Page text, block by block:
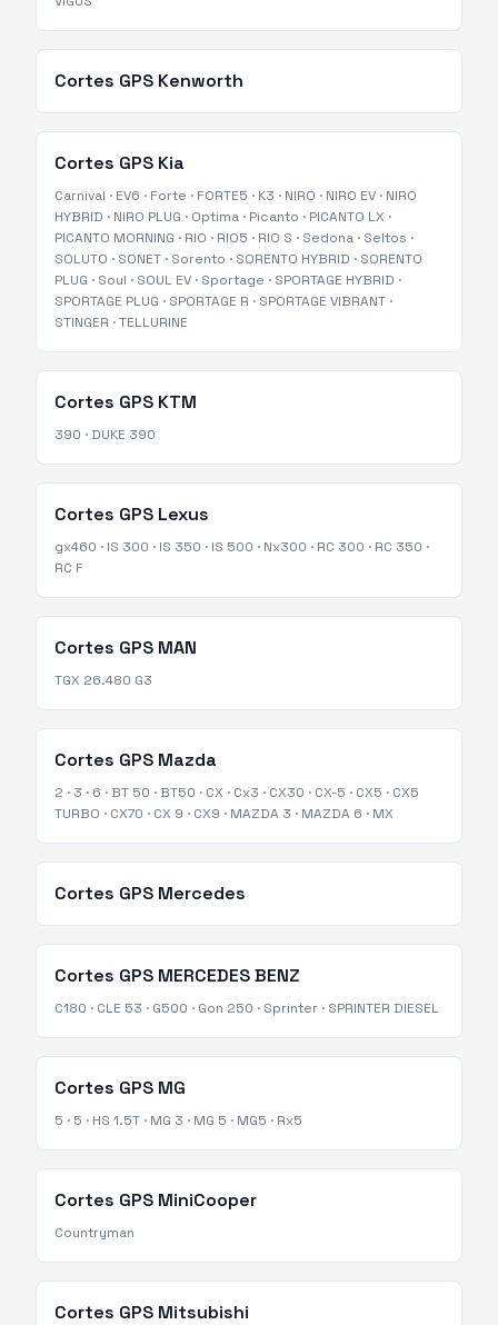
Cortes GPS Kenworth
Cortes GPS Kia
Carnival · EV6 · Forte · FORTE5 · K3 · NIRO · NIRO EV · NIRO
HYBRID · NIRO PLUG · Optima · Picanto · PICANTO LX ·
PICANTO MORNING · RIO · RIO5 · RIO S · Sedona · Seltos ·
SOLUTO · SONET · Sorento · SORENTO HYBRID · SORENTO
PLUG · Soul · SOUL EV · Sportage · SPORTAGE HYBRID ·
SPORTAGE PLUG · SPORTAGE R · SPORTAGE VIBRANT ·
STINGER ·TELLURINE
Cortes GPS KTM
390 · DUKE 390
Cortes GPS Lexus
gx460 · IS 300 · IS 350 · IS 500 · Nx300 · RC 300 · RC 350 ·
RC F
Cortes GPS MAN
TGX 26.480 G3
Cortes GPS Mazda
2 · 3 · 6 · BT 50 · BT50 · CX · Cx3 · CX30 · CX-5 · CX5 · CX5
TURBO · CX70 · CX 9 · CX9 · MAZDA 3 · MAZDA 6 · MX
Cortes GPS Mercedes
Cortes GPS MERCEDES BENZ
C180 · CLE 53 · G500 · Gon 250 · Sprinter · SPRINTER DIESEL
Cortes GPS MG
5 · 5 · HS 1.5T · MG 3 · MG 5 · MG5 · Rx5
Cortes GPS MiniCooper
Countryman
Cortes GPS Mitsubishi